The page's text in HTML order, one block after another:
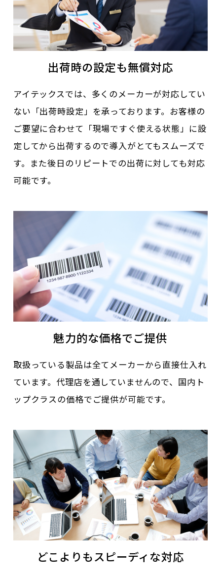
出荷時の設定も無償対応
アイテックスでは、多くのメーカーが対応してい
ない「出荷時設定」を承っております。お客様の
ご要望に合わせて「現場ですぐ使える状態」に設
定してから出荷するので導入がとてもスムーズで
す。また後日のリピートでの出荷に対しても対応
可能です。
魅力的な価格でご提供
取扱っている製品は全てメーカーから直接仕入れ
ています。代理店を通していませんので、国内ト
ップクラスの価格でご提供が可能です。
どこよりもスピーディな対応